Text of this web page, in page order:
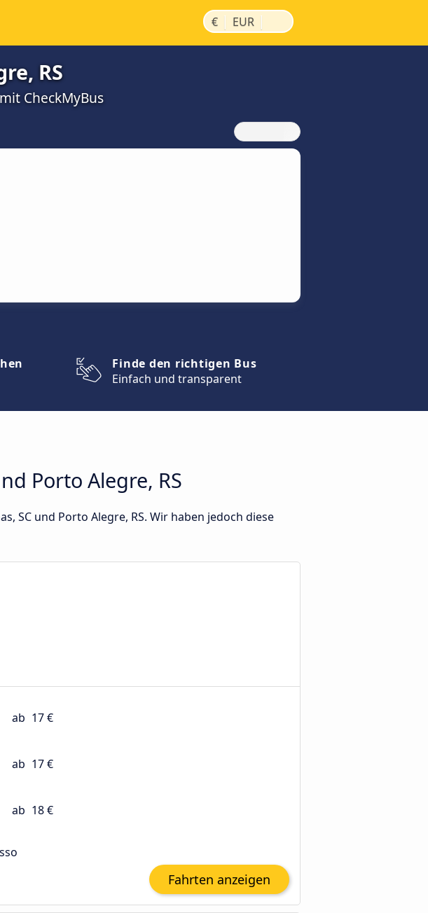
€ | EUR |
RS
CheckMyBus
Finde den richtigen Bus
Einfach und transparent
Porto Alegre, RS
SC und Porto Alegre, RS. Wir haben jedoch diese
ab 17 €
ab 17 €
ab 18 €
Fahrten anzeigen